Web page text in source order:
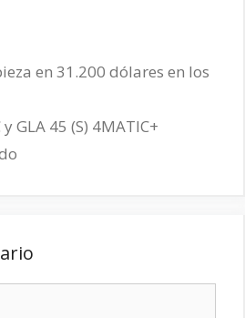
en 31.200 dólares en los
GLA 45 (S) 4MATIC+